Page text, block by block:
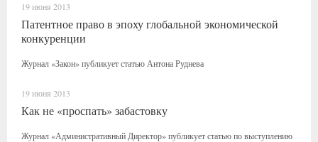
19 июня 2013
Патентное право в эпоху глобальной экономической
конкуренции
Журнал «Закон» публикует статью Антона Руднева
19 июня 2013
Как не «проспать» забастовку
Журнал «Административный Директор» публикует статью по выступлению